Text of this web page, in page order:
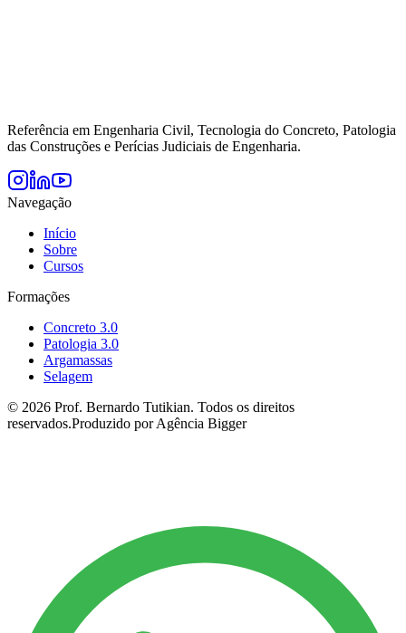
Referência em Engenharia Civil, Tecnologia do Concreto, Patologia
das Construções e Perícias Judiciais de Engenharia.
Navegação
Início
Sobre
Cursos
Formações
Concreto 3.0
Patologia 3.0
Argamassas
Selagem
© 2026 Prof. Bernardo Tutikian. Todos os direitos
reservados.Produzido por Agência Bigger